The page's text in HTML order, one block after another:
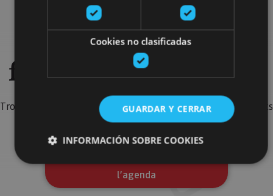
Recherchez plus de
fêtes et d'événements
Trouvez les fêtes, spectacles et événements les plus marquants
de l’agenda pour compléter votre voyage en Navarre.
l’agenda
Cookies no clasificadas
GUARDAR Y CERRAR
INFORMACIÓN SOBRE COOKIES
Cookies estrictamente necesarias